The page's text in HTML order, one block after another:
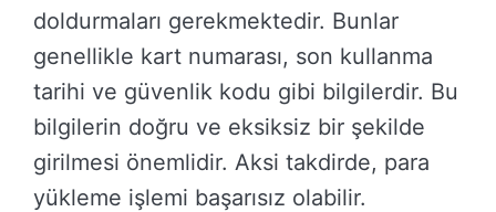
doldurmaları gerekmektedir. Bunlar
genellikle kart numarası, son kullanma
tarihi ve güvenlik kodu gibi bilgilerdir. Bu
bilgilerin doğru ve eksiksiz bir şekilde
girilmesi önemlidir. Aksi takdirde, para
yükleme işlemi başarısız olabilir.